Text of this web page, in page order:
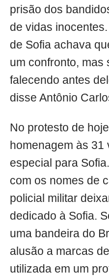
prisão dos
de vidas
de Sofia achava
um confronto, mas
falecendo antes
disse Antônio
No protesto de
homenagem às 31
especial para
com os nomes de
policial militar
dedicado à Sofia.
uma bandeira do
alusão a marcas
utilizada em um